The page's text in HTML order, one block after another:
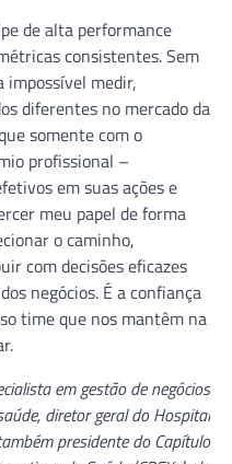
de alta performance
consistentes. Sem
impossível medir,
diferentes no mercado da
somente com o
profissional –
em suas ações e
meu papel de forma
o caminho,
com decisões eficazes
negócios. É a confiança
time que nos mantêm na
em gestão de negócios
diretor geral do Hospital
presidente do Capítulo